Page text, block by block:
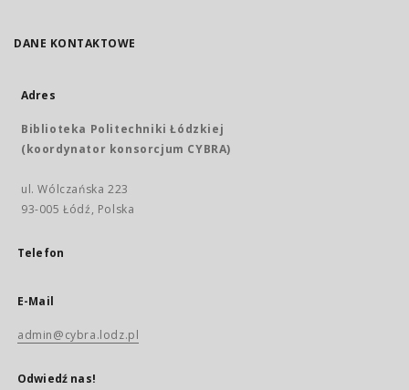
DANE KONTAKTOWE
Adres
Biblioteka Politechniki Łódzkiej
(koordynator konsorcjum CYBRA)
ul. Wólczańska 223
93-005 Łódź, Polska
Telefon
E-Mail
admin@cybra.lodz.pl
Odwiedź nas!